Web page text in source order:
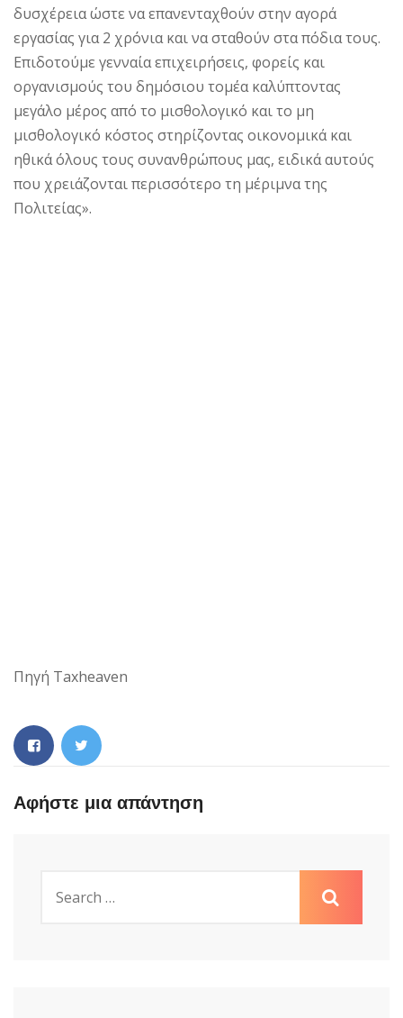
δυσχέρεια ώστε να επανενταχθούν στην αγορά
εργασίας για 2 χρόνια και να σταθούν στα πόδια τους.
Επιδοτούμε γενναία επιχειρήσεις, φορείς και
οργανισμούς του δημόσιου τομέα καλύπτοντας
μεγάλο μέρος από το μισθολογικό και το μη
μισθολογικό κόστος στηρίζοντας οικονομικά και
ηθικά όλους τους συνανθρώπους μας, ειδικά αυτούς
που χρειάζονται περισσότερο τη μέριμνα της
Πολιτείας».
Πηγή Taxheaven
Αφήστε μια απάντηση